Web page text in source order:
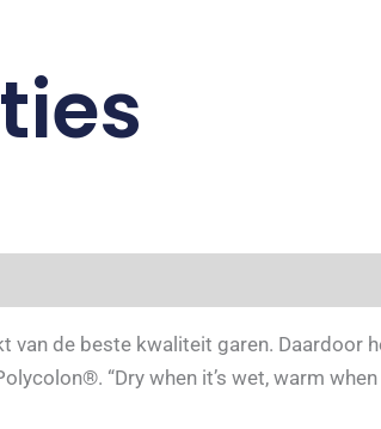
van de beste kwaliteit garen. Daardoor
“Dry when it’s wet, warm when